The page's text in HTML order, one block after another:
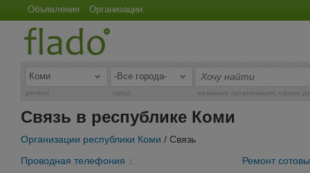
Объявления Организации
регион город название организации, сфера
Связь в республике Коми
Организации республики Коми / Связь
Проводная телефония
1 Ремонт